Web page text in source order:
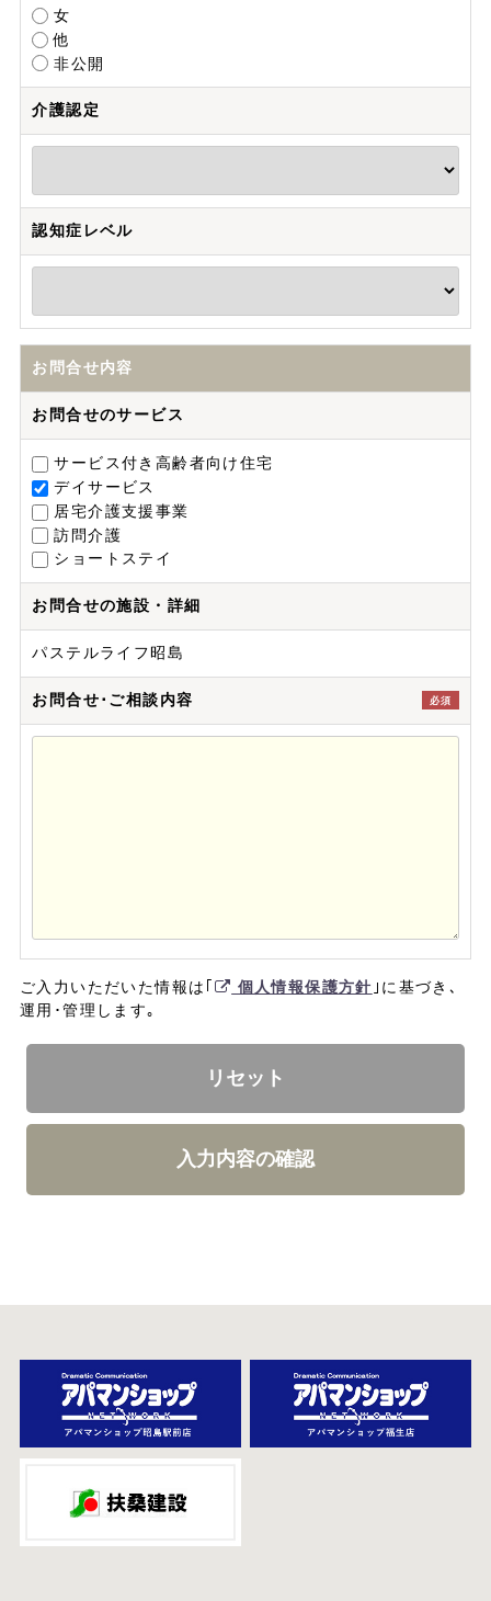
女
他
非公開
介護認定
認知症レベル
お問合せ内容
お問合せのサービス
サービス付き高齢者向け住宅
デイサービス
居宅介護支援事業
訪問介護
ショートステイ
お問合せの施設・詳細
パステルライフ昭島
お問合せ･ご相談内容 必須
ご入力いただいた情報は｢ 個人情報保護方針 ｣に基づき､
運用･管理します｡